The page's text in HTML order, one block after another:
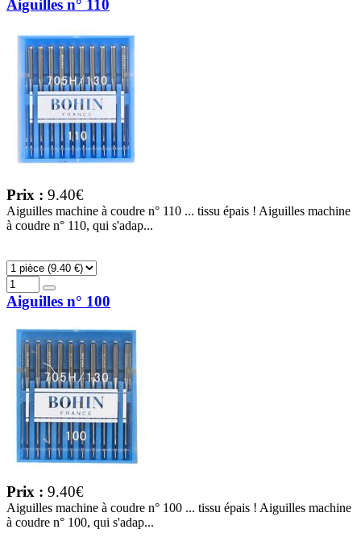
Aiguilles n° 110
Prix : 9.40€
Aiguilles machine à coudre n° 110 ... tissu épais ! Aiguilles machine
à coudre n° 110, qui s'adap...
Aiguilles n° 100
Prix : 9.40€
Aiguilles machine à coudre n° 100 ... tissu épais ! Aiguilles machine
à coudre n° 100, qui s'adap...